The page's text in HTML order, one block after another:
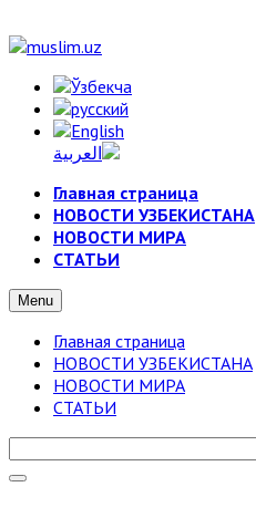
Главная страница
НОВОСТИ УЗБЕКИСТАНА
НОВОСТИ МИРА
СТАТЬИ
Menu
Главная страница
НОВОСТИ УЗБЕКИСТАНА
НОВОСТИ МИРА
СТАТЬИ